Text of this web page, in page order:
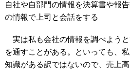
自社や自部門の情報を決算書や報
の情報で上司と会話をする
実は私も会社の情報を調べよう
を通すことがある。といっても、
知識がある訳ではないので、売上